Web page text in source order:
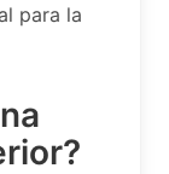
para la